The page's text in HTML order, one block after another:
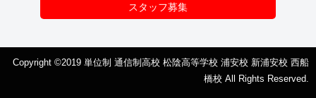
スタッフ募集
Copyright ©2019 単位制 通信制高校 松陰高等学校 浦安校 新浦安校 西船
橋校 All Rights Reserved.